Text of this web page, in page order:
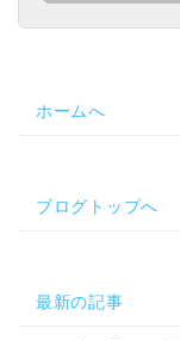
ホームへ
ブログトップへ
最新の記事